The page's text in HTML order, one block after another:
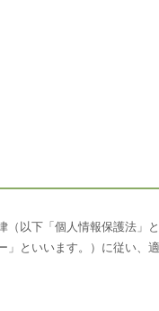
（以下「個人情報保護法」
」といいます。）に従い、